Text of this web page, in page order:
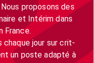
proposons des
et Intérim dans
France.
jour sur crit-
un poste adapté à